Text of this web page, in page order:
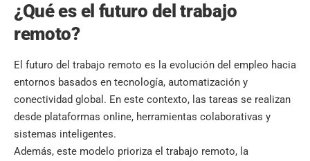
¿Qué es el futuro del trabajo
remoto?
El futuro del trabajo remoto es la evolución del empleo hacia
entornos basados en tecnología, automatización y
conectividad global. En este contexto, las tareas se realizan
desde plataformas online, herramientas colaborativas y
sistemas inteligentes.
Además, este modelo prioriza el trabajo remoto, la